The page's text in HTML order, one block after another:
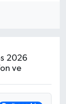
2026
ve